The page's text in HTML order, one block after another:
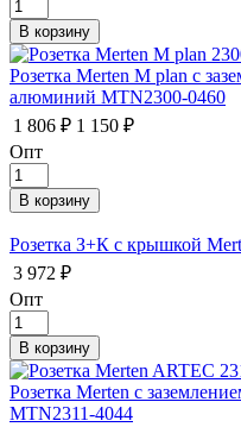
Розетка Merten M plan с
алюминий MTN2300-0460
1 806 ₽ 1 150 ₽
Опт
Розетка З+К с крышкой
3 972 ₽
Опт
Розетка Merten с
MTN2311-4044